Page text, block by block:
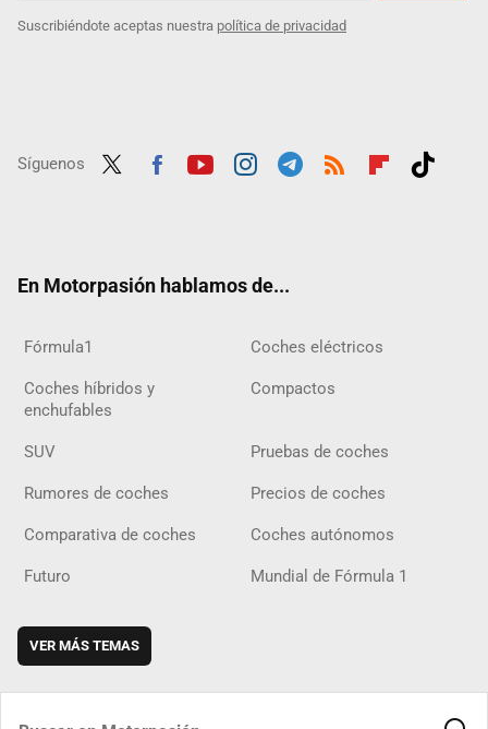
Suscribiéndote aceptas nuestra política de privacidad
Síguenos
En Motorpasión hablamos de...
Fórmula1 Coches eléctricos
Coches híbridos y
enchufables
Compactos
SUV Pruebas de coches
Rumores de coches Precios de coches
Comparativa de coches Coches autónomos
Futuro Mundial de Fórmula 1
VER MÁS TEMAS